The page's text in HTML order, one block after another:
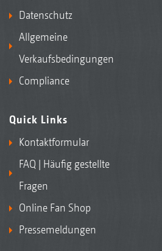
Datenschutz
Allgemeine
Verkaufsbedingungen
Compliance
Quick Links
Kontaktformular
FAQ | Häufig gestellte
Fragen
Online Fan Shop
Pressemeldungen